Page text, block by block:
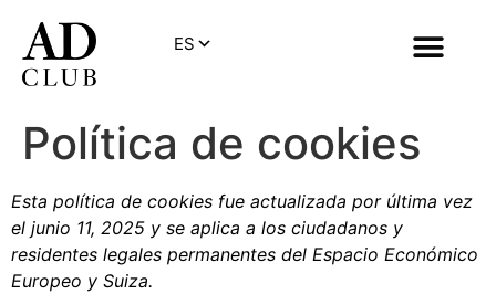
Política de cookies
Esta política de cookies fue actualizada por última vez
el junio 11, 2025 y se aplica a los ciudadanos y
residentes legales permanentes del Espacio Económico
Europeo y Suiza.